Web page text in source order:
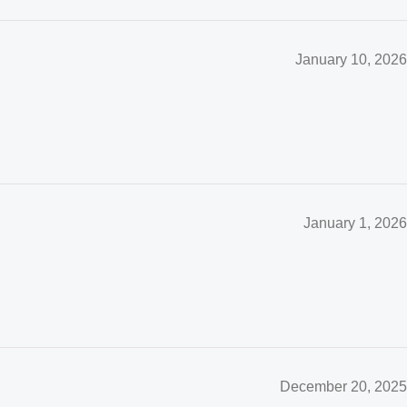
January 10, 2026
January 1, 2026
December 20, 2025